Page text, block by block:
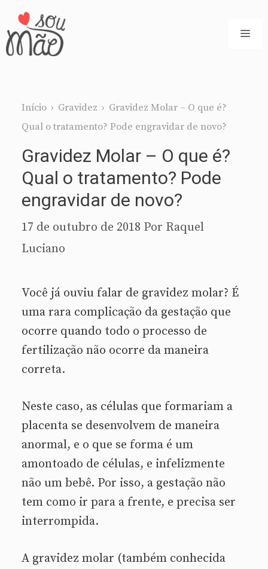
Pular
para
Início › Gravidez › Gravidez Molar – O que é?
Qual o tratamento? Pode engravidar de novo?
Gravidez Molar – O que é?
Qual o tratamento? Pode
engravidar de novo?
17 de outubro de 2018 Por Raquel
Luciano
Você já ouviu falar de gravidez molar? É
uma rara complicação da gestação que
ocorre quando todo o processo de
fertilização não ocorre da maneira
correta.
Neste caso, as células que formariam a
placenta se desenvolvem de maneira
anormal, e o que se forma é um
amontoado de células, e infelizmente
não um bebê. Por isso, a gestação não
tem como ir para a frente, e precisa ser
interrompida.
A gravidez molar (também conhecida